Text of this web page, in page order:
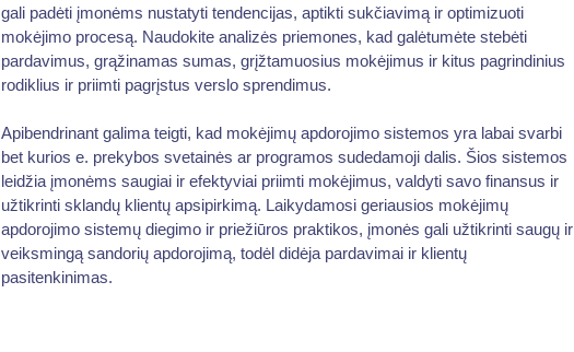
gali padėti įmonėms nustatyti tendencijas, aptikti sukčiavimą ir optimizuoti
mokėjimo procesą. Naudokite analizės priemones, kad galėtumėte stebėti
pardavimus, grąžinamas sumas, grįžtamuosius mokėjimus ir kitus pagrindinius
rodiklius ir priimti pagrįstus verslo sprendimus.
Apibendrinant galima teigti, kad mokėjimų apdorojimo sistemos yra labai svarbi
bet kurios e. prekybos svetainės ar programos sudedamoji dalis. Šios sistemos
leidžia įmonėms saugiai ir efektyviai priimti mokėjimus, valdyti savo finansus ir
užtikrinti sklandų klientų apsipirkimą. Laikydamosi geriausios mokėjimų
apdorojimo sistemų diegimo ir priežiūros praktikos, įmonės gali užtikrinti saugų ir
veiksmingą sandorių apdorojimą, todėl didėja pardavimai ir klientų
pasitenkinimas.